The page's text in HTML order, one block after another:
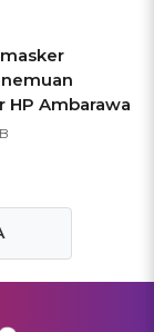
HP Ambarawa